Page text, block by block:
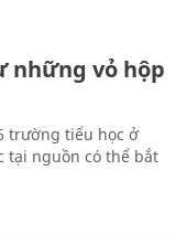
những vỏ hộp
trường tiểu học ở
tại nguồn có thể bắt